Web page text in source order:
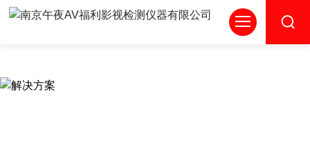
午夜AV福利影视,午夜福利视频试看,男女午夜视频,午夜最污视